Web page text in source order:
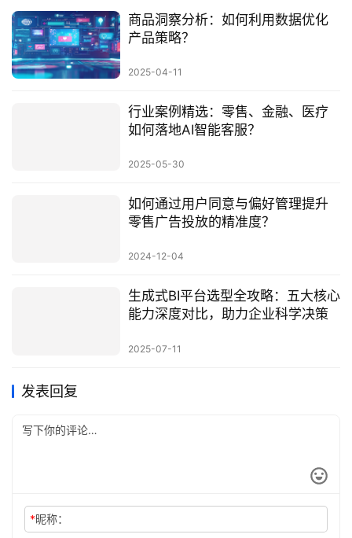
商品洞察分析：如何利用数据优化
产品策略？
2025-04-11
行业案例精选：零售、金融、医疗
如何落地AI智能客服？
2025-05-30
如何通过用户同意与偏好管理提升
零售广告投放的精准度？
2024-12-04
生成式BI平台选型全攻略：五大核心
能力深度对比，助力企业科学决策
2025-07-11
发表回复
*昵称：